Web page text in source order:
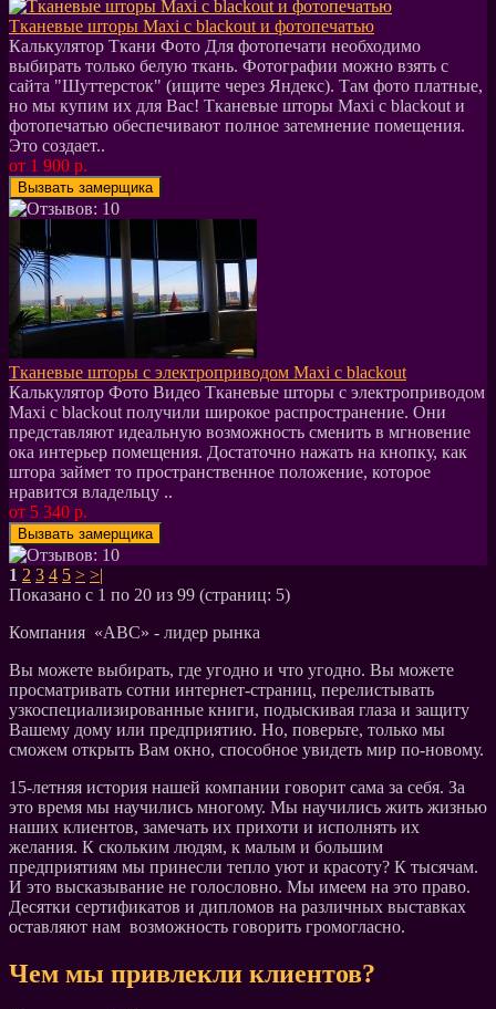
Тканевые шторы Maxi c blackout и фотопечатью
Калькулятор Ткани Фото Для фотопечати необходимо
выбирать только белую ткань. Фотографии можно взять с
сайта "Шуттерсток" (ищите через Яндекс). Там фото платные,
но мы купим их для Вас! Тканевые шторы Maxi c blackout и
фотопечатью обеспечивают полное затемнение помещения.
Это создает..
от 1 900 р.
Тканевые шторы с электроприводом Maxi c blackout
Калькулятор Фото Видео Тканевые шторы с электроприводом
Maxi c blackout получили широкое распространение. Они
представляют идеальную возможность сменить в мгновение
ока интерьер помещения. Достаточно нажать на кнопку, как
штора займет то пространственное положение, которое
нравится владельцу ..
от 5 340 р.
1 2 3 4 5 > >|
Показано с 1 по 20 из 99 (страниц: 5)
Компания «АВС» - лидер рынка
Вы можете выбирать, где угодно и что угодно. Вы можете
просматривать сотни интернет-страниц, перелистывать
узкоспециализированные книги, подыскивая глаза и защиту
Вашему дому или предприятию. Но, поверьте, только мы
сможем открыть Вам окно, способное увидеть мир по-новому.
15-летняя история нашей компании говорит сама за себя. За
это время мы научились многому. Мы научились жить жизнью
наших клиентов, замечать их прихоти и исполнять их
желания. К скольким людям, к малым и большим
предприятиям мы принесли тепло уют и красоту? К тысячам.
И это высказывание не голословно. Мы имеем на это право.
Десятки сертификатов и дипломов на различных выставках
оставляют нам возможность говорить громогласно.
Чем мы привлекли клиентов?